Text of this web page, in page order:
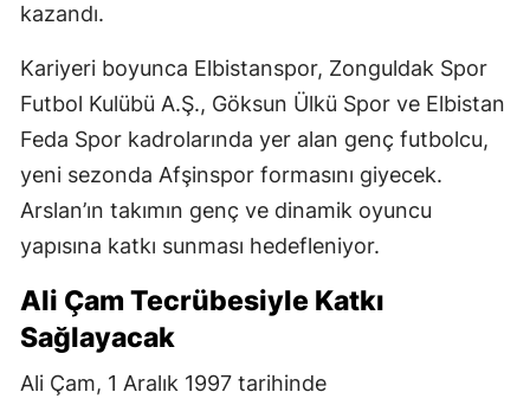
kazandı.
Kariyeri boyunca Elbistanspor, Zonguldak Spor
Futbol Kulübü A.Ş., Göksun Ülkü Spor ve Elbistan
Feda Spor kadrolarında yer alan genç futbolcu,
yeni sezonda Afşinspor formasını giyecek.
Arslan’ın takımın genç ve dinamik oyuncu
yapısına katkı sunması hedefleniyor.
Ali Çam Tecrübesiyle Katkı
Sağlayacak
Ali Çam, 1 Aralık 1997 tarihinde